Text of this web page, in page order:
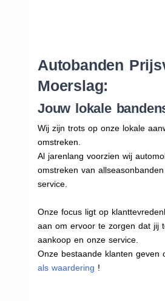
Autobanden
Moerslag:
Jouw lokale
Wij zijn trots op onze lokale
omstreken.
Al jarenlang voorzien wij
omstreken van
service.
Onze focus ligt op
aan om ervoor te zorgen dat jij
aankoop en onze service.
Onze bestaande klanten geven
als waardering !